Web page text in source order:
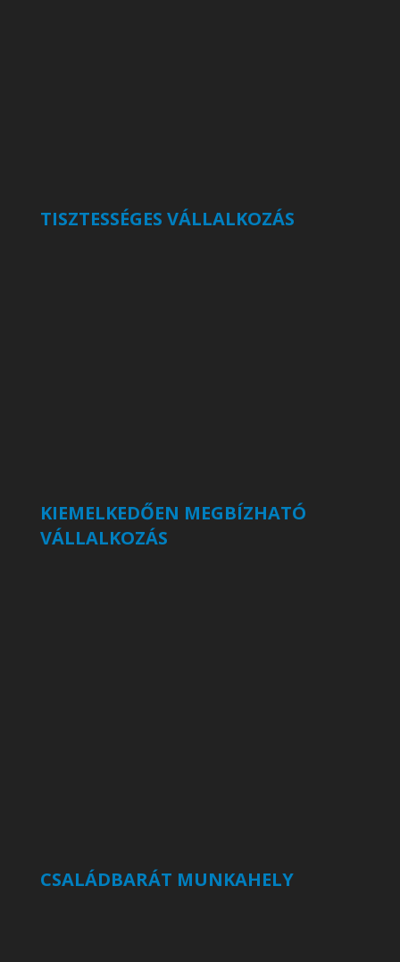
TISZTESSÉGES VÁLLALKOZÁS
KIEMELKEDŐEN MEGBÍZHATÓ
VÁLLALKOZÁS
CSALÁDBARÁT MUNKAHELY